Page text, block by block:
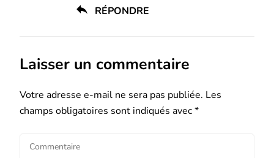
RÉPONDRE
Laisser un commentaire
Votre adresse e-mail ne sera pas publiée. Les
champs obligatoires sont indiqués avec*